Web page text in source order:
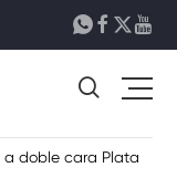
  

a doble cara Plata